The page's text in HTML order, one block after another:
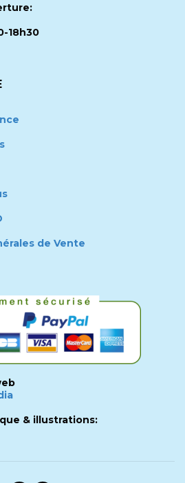
18h30
de Vente
& illustrations: